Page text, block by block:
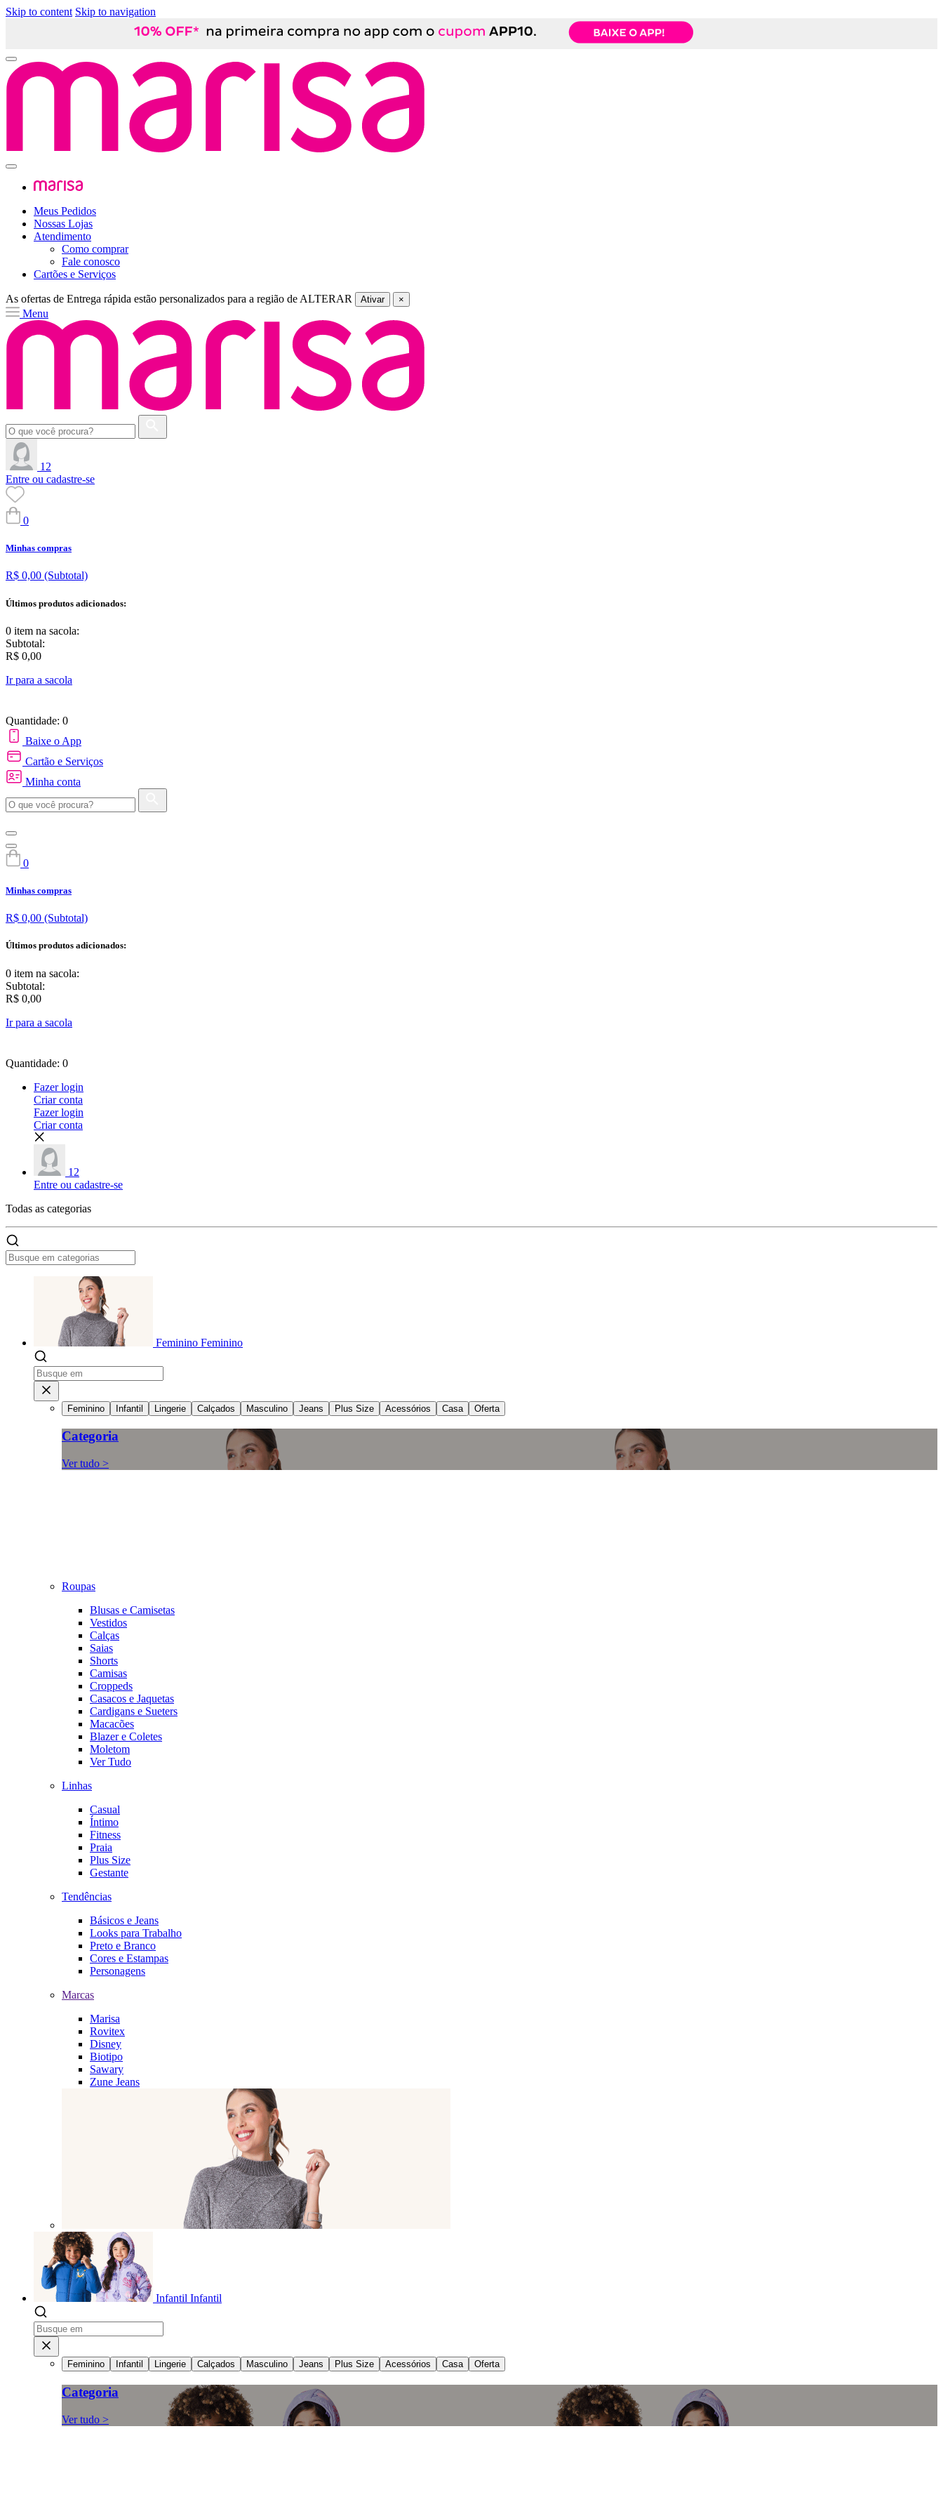
Skip to content Skip to navigation
Meus Pedidos
Nossas Lojas
Atendimento
Como comprar
Fale conosco
Cartões e Serviços
As ofertas de Entrega rápida estão personalizados para a região de ALTERAR Ativar ×
Menu
12
Entre ou cadastre-se
0
Minhas compras
R$ 0,00 (Subtotal)
Últimos produtos adicionados:
0 item na sacola:
Subtotal:
R$ 0,00
Ir para a sacola
Quantidade: 0
Baixe o App
Cartão e Serviços
Minha conta
0
Minhas compras
R$ 0,00 (Subtotal)
Últimos produtos adicionados:
0 item na sacola:
Subtotal:
R$ 0,00
Ir para a sacola
Quantidade: 0
Fazer login
Criar conta
Fazer login
Criar conta
12
Entre ou cadastre-se
Todas as categorias
Feminino Feminino
Feminino Infantil Lingerie Calçados Masculino Jeans Plus Size Acessórios Casa Oferta
Categoria
Ver tudo >
Roupas
Blusas e Camisetas
Vestidos
Calças
Saias
Shorts
Camisas
Croppeds
Casacos e Jaquetas
Cardigans e Sueters
Macacões
Blazer e Coletes
Moletom
Ver Tudo
Linhas
Casual
Íntimo
Fitness
Praia
Plus Size
Gestante
Tendências
Básicos e Jeans
Looks para Trabalho
Preto e Branco
Cores e Estampas
Personagens
Marcas
Marisa
Rovitex
Disney
Biotipo
Sawary
Zune Jeans
Infantil Infantil
Feminino Infantil Lingerie Calçados Masculino Jeans Plus Size Acessórios Casa Oferta
Categoria
Ver tudo >